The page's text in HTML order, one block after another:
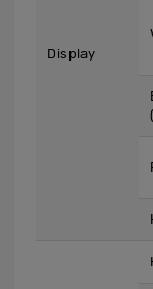
Display